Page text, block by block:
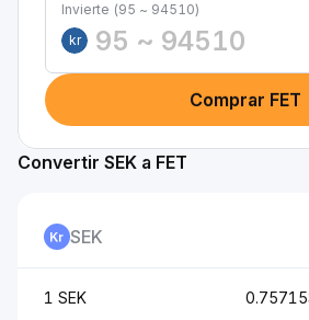
Invierte (95 ~ 94510)
kr
Comprar FET
Convertir SEK a FET
SEK
1 SEK